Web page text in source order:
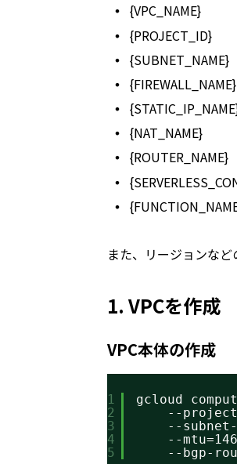
{VPC_NAME}
{PROJECT_ID}
{SUBNET_NAME}
{FIREWALL_NAME}
{NAT_NAME}
{ROUTER_NAME}
また、リージョンなど
1. VPCを作成
VPC本体の作成
1
2
3
4
5
gcloud
--
--subnet-
--
--bgp-